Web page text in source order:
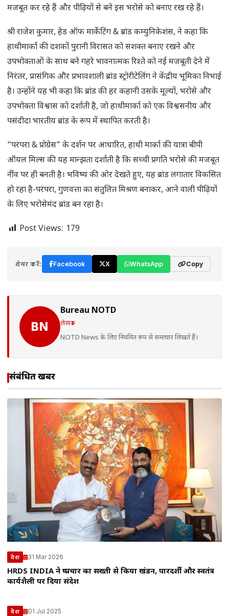
मजबूत कर रहे हैं और पीढ़ियों से बने इस भरोसे को बनाए रख रहे हैं।
श्री राजेश कुमार, हेड ऑफ मार्केटिंग & ब्रांड कम्युनिकेशंस, ने कहा कि
हाथीमार्का की दशकों पुरानी विरासत को सशक्त बनाए रखने और
उपभोक्ताओं के साथ बने गहरे भावनात्मक रिश्ते को नई मजबूती देने में
निरंतर, प्रासंगिक और प्रभावशाली ब्रांड स्ट्रोरीटेलिंग ने केंद्रीय भूमिका निभाई
है। उन्होंने यह भी कहा कि ब्रांड की हर कहानी उसके मूल्यों, भरोसे और
उपभोक्ता विश्वास को दर्शाती है, जो हाथीमार्का को एक विश्वसनीय और
पसंदीदा भारतीय ब्रांड के रूप में स्थापित करती है।
“परंपरा & प्रोग्रेस” के दर्शन पर आधारित, हाथी मार्का की यात्रा बीपी
ऑयल मिल्स की यह मान्झता दर्शाती है कि सच्ची प्रगति भरोसे की मजबूत
नींव पर ही बनती है। भविष्य की ओर देखते हुए, यह ब्रांड लगातार विकसित
हो रहा है-परंपरा, गुणवत्ता का संतुलित मिश्रण बनाकर, आने वाली पीढ़ियों
के लिए भरोसेमंद ब्रांड बन रहा है।
Post Views: 179
शेयर करें: Facebook X WhatsApp Copy
BN
Bureau NOTD
लेखक
NOTD News के लिए नियमित रूप से समाचार लिखते हैं।
संबंधित खबरें
देश 31 Mar 2026
HRDS INDIA ने दुष्प्रचार का सख्ती से किया खंडन, पारदर्शी और स्वतंत्र
कार्यशैली पर दिया संदेश
देश 01 Jul 2025